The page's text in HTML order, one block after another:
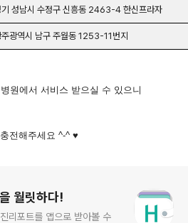
기 성남시 수정구 신흥동 2463-4 한신프라자
광역시 남구 주월동 1253-11번지
원에서 서비스 받으실 수 있으니
전해주세요 ^-^ ♥
월릿하다!
리포트를 앱으로 받아볼 수